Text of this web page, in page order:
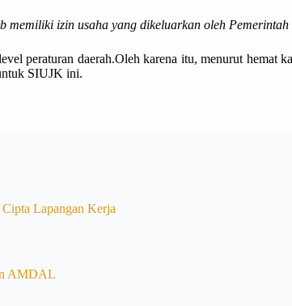
memiliki izin usaha yang dikeluarkan oleh
peraturan daerah.Oleh karena itu, menurut
SIUJK ini.
Lapangan Kerja
AMDAL